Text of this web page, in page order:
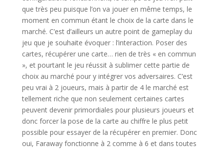
que très peu puisque l’on va jouer en même temps, le
moment en commun étant le choix de la carte dans le
marché. C’est d’ailleurs un autre point de gameplay du
jeu que je souhaite évoquer : l’interaction. Poser des
cartes, récupérer une carte… rien de très « en commun
», et pourtant le jeu réussit à sublimer cette partie de
choix au marché pour y intégrer vos adversaires. C’est
peu vrai à 2 joueurs, mais à partir de 4 le marché est
tellement riche que non seulement certaines cartes
peuvent devenir primordiales pour plusieurs joueurs et
donc forcer la pose de la carte au chiffre le plus petit
possible pour essayer de la récupérer en premier. Donc
oui, Faraway fonctionne à 2 comme à 6 et dans toutes